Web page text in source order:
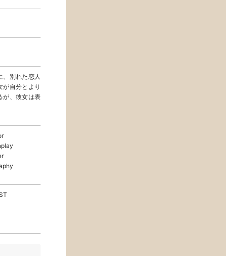
、別れた恋人
自分とより
が、彼女は表